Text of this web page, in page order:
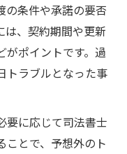
の条件や承諾の要否
は、契約期間や更新
がポイントです。過
トラブルとなった事
要に応じて司法書士
ことで、予想外のト